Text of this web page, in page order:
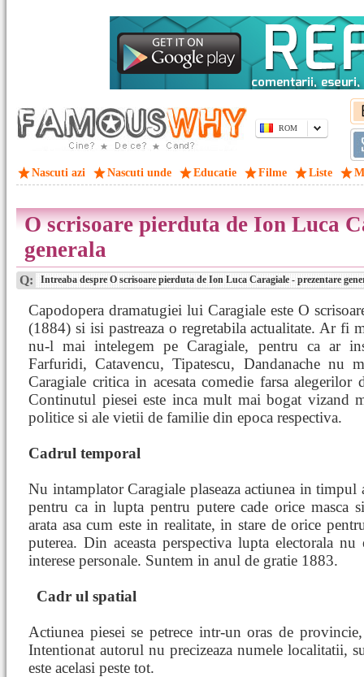
ROM
Nascuti azi Nascuti unde Educatie Filme Liste
O scrisoare pierduta de Ion Luca
generala
Q: Intreaba despre O scrisoare pierduta de Ion Luca Caragiale - prezentare
Capodopera dramatugiei lui Caragiale este O
(1884) si isi pastreaza o regretabila actualitate. Ar fi
nu-l mai intelegem pe Caragiale, pentru ca ar
Farfuridi, Catavencu, Tipatescu, Dandanache nu
Caragiale critica in acesata comedie farsa alegerilor
Continutul piesei este inca mult mai bogat vizand
politice si ale vietii de familie din epoca respectiva.
Cadrul temporal
Nu intamplator Caragiale plaseaza actiunea in timpul
pentru ca in lupta pentru putere cade orice masca
arata asa cum este in realitate, in stare de orice
puterea. Din aceasta perspectiva lupta electorala
interese personale. Suntem in anul de gratie 1883.
Cadr ul spatial
Actiunea piesei se petrece intr-un oras de
Intentionat autorul nu precizeaza numele localitatii,
este acelasi peste tot.